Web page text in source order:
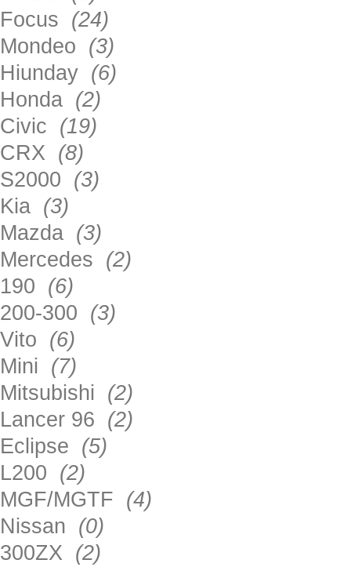
Focus (24)
Mondeo (3)
Hiunday (6)
Honda (2)
Civic (19)
CRX (8)
S2000 (3)
Kia (3)
Mazda (3)
Mercedes (2)
190 (6)
200-300 (3)
Vito (6)
Mini (7)
Mitsubishi (2)
Lancer 96 (2)
Eclipse (5)
L200 (2)
MGF/MGTF (4)
Nissan (0)
300ZX (2)